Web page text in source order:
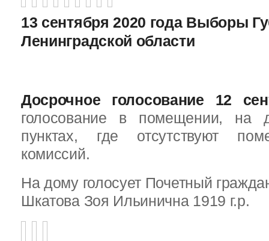
13 сентября 2020 года Выборы
Ленинградской области
Досрочное голосование 12
голосование в помещении, на
пунктах, где отсутствуют
комиссий.
На дому голосует Почетный
Шкатова Зоя Ильинична 1919 г.р.